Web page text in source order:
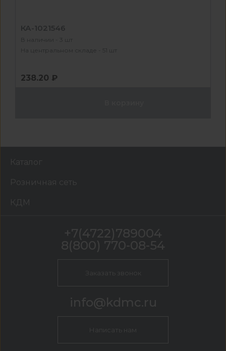
КА-1021546
В наличии - 3 шт
На центральном складе - 51 шт
238.20 ₽
Каталог
Розничная сеть
КДМ
+7(4722)789004
8(800) 770-08-54
Заказать звонок
info@kdmc.ru
Написать нам